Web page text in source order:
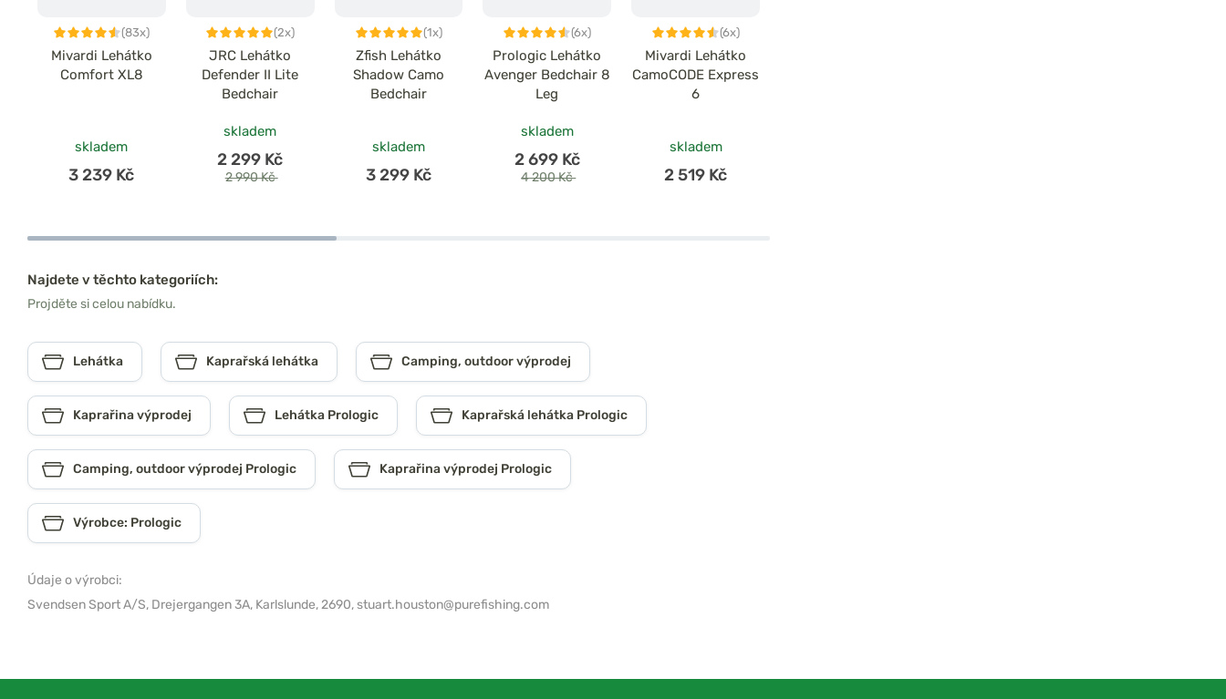
(83x)
Mivardi Lehátko
Comfort XL8
skladem
3 239 Kč
(2x)
JRC Lehátko
Defender II Lite
Bedchair
skladem
2 299 Kč
2 990 Kč
(1x)
Zfish Lehátko
Shadow Camo
Bedchair
skladem
3 299 Kč
(6x)
Prologic Lehátko
Avenger Bedchair 8
Leg
skladem
2 699 Kč
4 200 Kč
(6x)
Mivardi Lehátko
CamoCODE Express
6
skladem
2 519 Kč
Najdete v těchto kategoriích:
Projděte si celou nabídku.
Lehátka Kaprařská lehátka Camping, outdoor výprodej
Kaprařina výprodej Lehátka Prologic Kaprařská lehátka Prologic
Camping, outdoor výprodej Prologic Kaprařina výprodej Prologic
Výrobce: Prologic
Údaje o výrobci:
Svendsen Sport A/S, Drejergangen 3A, Karlslunde, 2690,stuart.houston@purefishing.com